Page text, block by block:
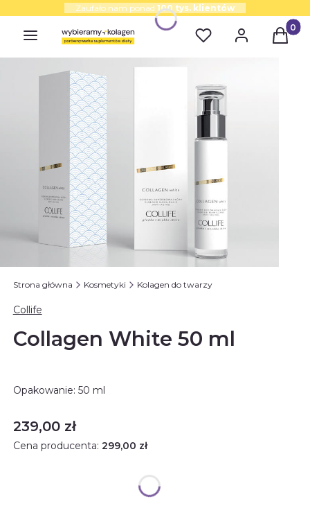
Zaufało nam ponad 100 tys. klientów
Strona główna Kosmetyki Kolagen do twarzy
Collife
Collagen White 50 ml
Opakowanie: 50 ml
Cena
239,00 zł
Cena producenta: 299,00 zł